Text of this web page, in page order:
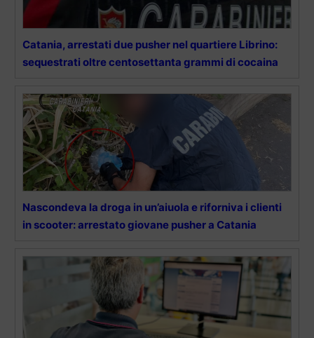
Catania, arrestati due pusher nel quartiere Librino:
sequestrati oltre centosettanta grammi di cocaina
Nascondeva la droga in un’aiuola e riforniva i clienti
in scooter: arrestato giovane pusher a Catania